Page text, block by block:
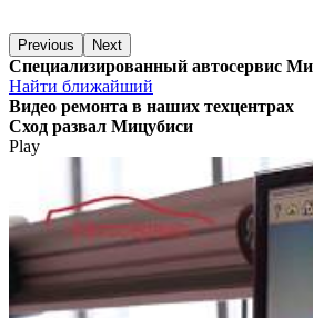
Previous Next
Специализированный автосервис
Найти ближайший
Видео ремонта в наших техцентрах
Сход развал Мицубиси
Play